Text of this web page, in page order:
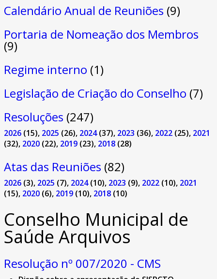
Calendário Anual de Reuniões (9)
Portaria de Nomeação dos Membros
(9)
Regime interno (1)
Legislação de Criação do Conselho (7)
Resoluções (247)
2026 (15), 2025 (26), 2024 (37), 2023 (36), 2022 (25), 2021
(32), 2020 (22), 2019 (23), 2018 (28)
Atas das Reuniões (82)
2026 (3), 2025 (7), 2024 (10), 2023 (9), 2022 (10), 2021
(15), 2020 (6), 2019 (10), 2018 (10)
Conselho Municipal de
Saúde Arquivos
Resolução nº 007/2020 - CMS